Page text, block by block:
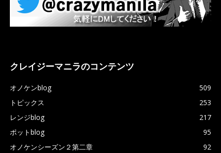
クレイジーマニラのコンテンツ
オノケンblog
509
トピックス
253
レンジblog
217
ポットblog
95
オノケンシーズン２第二章
92